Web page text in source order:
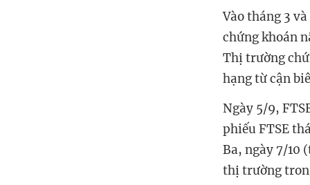
Vào tháng 3
chứng khoán
Thị trường
hạng từ cận
Ngày 5/9,
phiếu FTSE
Ba, ngày 7/10
thị trường